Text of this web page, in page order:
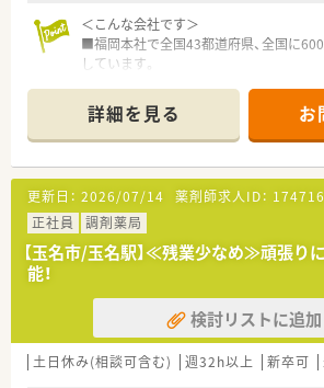
■昇給は年1回の勤務成績に基づき実施さ
3.6ヶ月分の高い支給目安があります。
■月額最大7万円の地域手当や薬剤師手当
人ならではの手厚い諸手当が揃っていま
＜こんな会社です＞
■福岡本社で全国43都道府県、全国に
しています。
コミュニケーションを図っています。
■全国転勤がないエリア社員もあります
る事も可能です。
（異動・転勤について）
①全国勤務社員：全店舗を対象とした異
②エリア社員：限定した地区内での転居を
③薬剤師職Ⅲ（ローカル社員）：転居を伴
択可能です。
※①②は借上社宅が適用、③は住宅補助手
＜休暇制度・福利厚生も充実です＞
■正社員であれば有給は入社時から付与
大20日付与がございます。
■連続休暇制度、メモリアル休暇、サポー
詳細を見る お
更新日： 2026/07/14 薬剤師求人ID： 174716
正社員
調剤薬局
【玉名市/玉名駅】≪残業少なめ≫頑張り
能！
検討リストに追加
土日休み(相談可含む) 週32h以上 新卒可